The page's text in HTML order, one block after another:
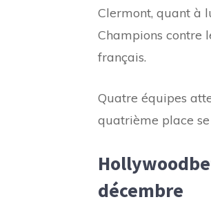
Clermont, quant à
Champions contre
français.
Quatre équipes
quatrième place
décembre